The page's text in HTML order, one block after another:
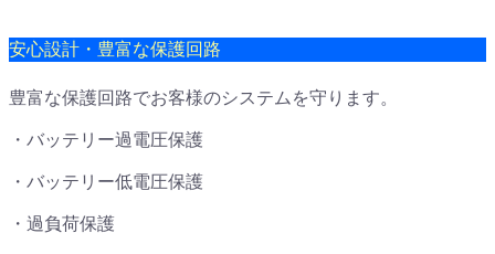
安心設計・豊富な保護回路
豊富な保護回路でお客様のシステムを守ります。
・バッテリー過電圧保護
・バッテリー低電圧保護
・過負荷保護